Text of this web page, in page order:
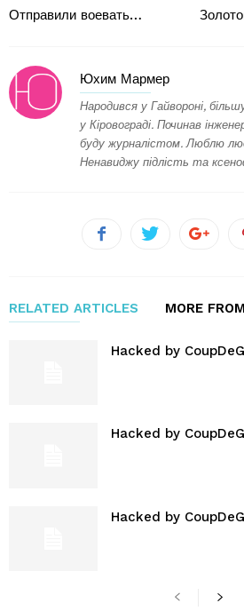
Отправили воевать…
Юхим Мармер
Народився у Гайвороні,
у Кіровограді. Починав
буду журналістом. Люблю
Ненавиджу підлість та
RELATED ARTICLES MORE
Hacked by
Hacked by
Hacked by